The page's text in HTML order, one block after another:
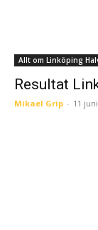
Allt om Linköping
Resultat
Mikael Grip - 11